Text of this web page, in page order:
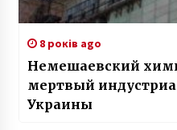
8 років ago
Немешаевский
мертвый
Украины